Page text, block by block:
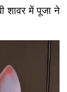
शावर में पूजा ने